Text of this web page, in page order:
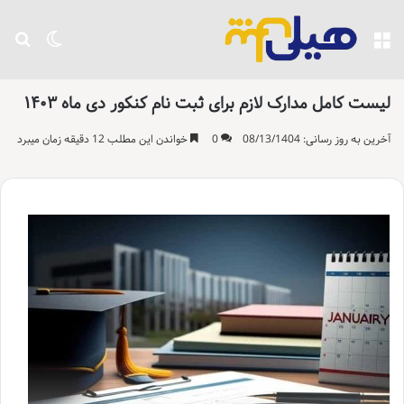
تغییر منو
لیست کامل مدارک لازم برای ثبت نام کنکور دی ماه ۱۴۰۳
آخرین به روز رسانی: 08/13/1404 0 خواندن این مطلب 12 دقیقه زمان میبرد